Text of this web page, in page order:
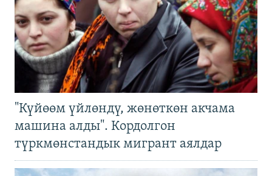
"Күйөөм үйлөндү, жөнөткөн акчама
машина алды". Кордолгон
түркмөнстандык мигрант аялдар